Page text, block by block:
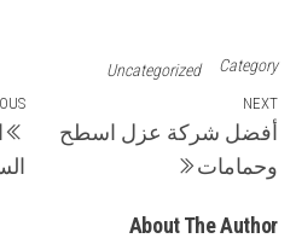
Category
Uncategorized
تصفّح
المقالات
Next
Post
NEXT
أفضل شركة عزل اسطح
وحمامات
About The Author